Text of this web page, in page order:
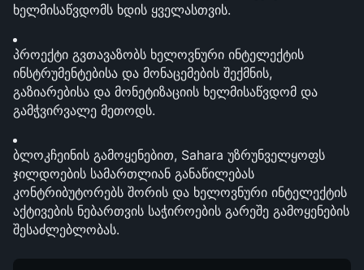
ხელმისაწვდომს ხდის ყველასთვის.
პროექტი გვთავაზობს ხელოვნური ინტელექტის
ინსტრუმენტებისა და მონაცემების შექმნის,
გაზიარებისა და მონეტიზაციის ხელმისაწვდომ და
გამჭვირვალე მეთოდს.
ბლოკჩეინის გამოყენებით, Sahara უზრუნველყოფს
ჯილდოების სამართლიან განაწილებას
კონტრიბუტორებს შორის და ხელოვნური ინტელექტის
აქტივების ნებართვის საჭიროების გარეშე გამოყენების
შესაძლებლობას.